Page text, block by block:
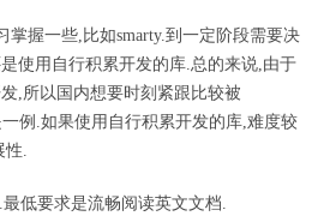
掌握一些,比如smarty.到一定阶段需要决
使用自行积累开发的库.总的来说,由于
,所以国内想要时刻紧跟比较被
例.如果使用自行积累开发的库,难度较
性.
低要求是流畅阅读英文文档.